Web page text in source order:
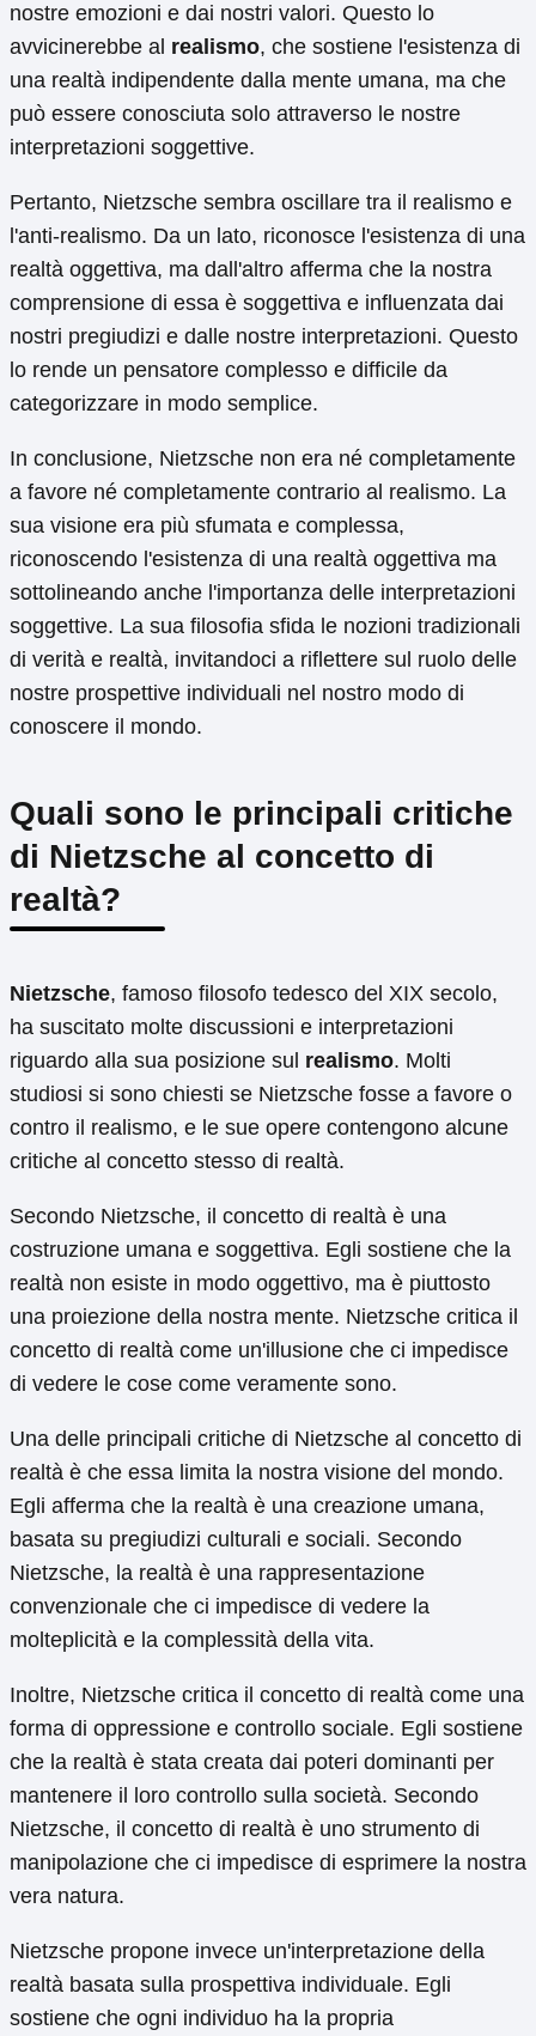
nostre emozioni e dai nostri valori. Questo lo
avvicinerebbe al realismo, che sostiene l'esistenza di
una realtà indipendente dalla mente umana, ma che
può essere conosciuta solo attraverso le nostre
interpretazioni soggettive.
Pertanto, Nietzsche sembra oscillare tra il realismo e
l'anti-realismo. Da un lato, riconosce l'esistenza di una
realtà oggettiva, ma dall'altro afferma che la nostra
comprensione di essa è soggettiva e influenzata dai
nostri pregiudizi e dalle nostre interpretazioni. Questo
lo rende un pensatore complesso e difficile da
categorizzare in modo semplice.
In conclusione, Nietzsche non era né completamente
a favore né completamente contrario al realismo. La
sua visione era più sfumata e complessa,
riconoscendo l'esistenza di una realtà oggettiva ma
sottolineando anche l'importanza delle interpretazioni
soggettive. La sua filosofia sfida le nozioni tradizionali
di verità e realtà, invitandoci a riflettere sul ruolo delle
nostre prospettive individuali nel nostro modo di
conoscere il mondo.
Quali sono le principali critiche
di Nietzsche al concetto di
realtà?
Nietzsche, famoso filosofo tedesco del XIX secolo,
ha suscitato molte discussioni e interpretazioni
riguardo alla sua posizione sul realismo. Molti
studiosi si sono chiesti se Nietzsche fosse a favore o
contro il realismo, e le sue opere contengono alcune
critiche al concetto stesso di realtà.
Secondo Nietzsche, il concetto di realtà è una
costruzione umana e soggettiva. Egli sostiene che la
realtà non esiste in modo oggettivo, ma è piuttosto
una proiezione della nostra mente. Nietzsche critica il
concetto di realtà come un'illusione che ci impedisce
di vedere le cose come veramente sono.
Una delle principali critiche di Nietzsche al concetto di
realtà è che essa limita la nostra visione del mondo.
Egli afferma che la realtà è una creazione umana,
basata su pregiudizi culturali e sociali. Secondo
Nietzsche, la realtà è una rappresentazione
convenzionale che ci impedisce di vedere la
molteplicità e la complessità della vita.
Inoltre, Nietzsche critica il concetto di realtà come una
forma di oppressione e controllo sociale. Egli sostiene
che la realtà è stata creata dai poteri dominanti per
mantenere il loro controllo sulla società. Secondo
Nietzsche, il concetto di realtà è uno strumento di
manipolazione che ci impedisce di esprimere la nostra
vera natura.
Nietzsche propone invece un'interpretazione della
realtà basata sulla prospettiva individuale. Egli
sostiene che ogni individuo ha la propria